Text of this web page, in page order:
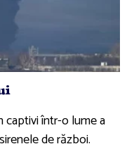
captivi într-o lume a
de război.